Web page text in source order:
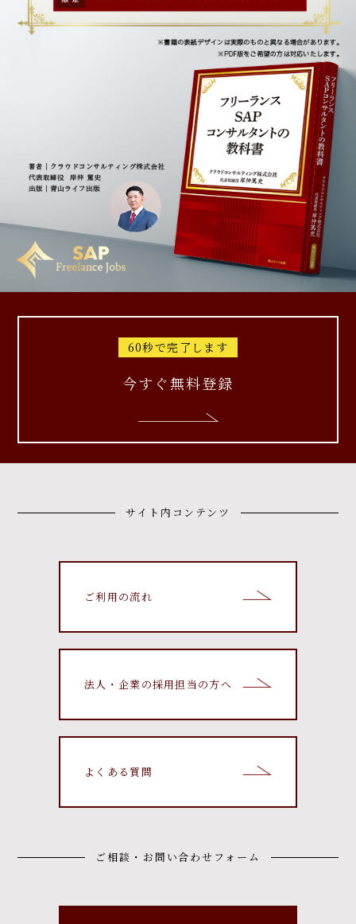
60秒で完了します
今すぐ無料登録
サイト内コンテンツ
ご利用の流れ
法人・企業の採用担当の方へ
よくある質問
ご相談・お問い合わせフォーム